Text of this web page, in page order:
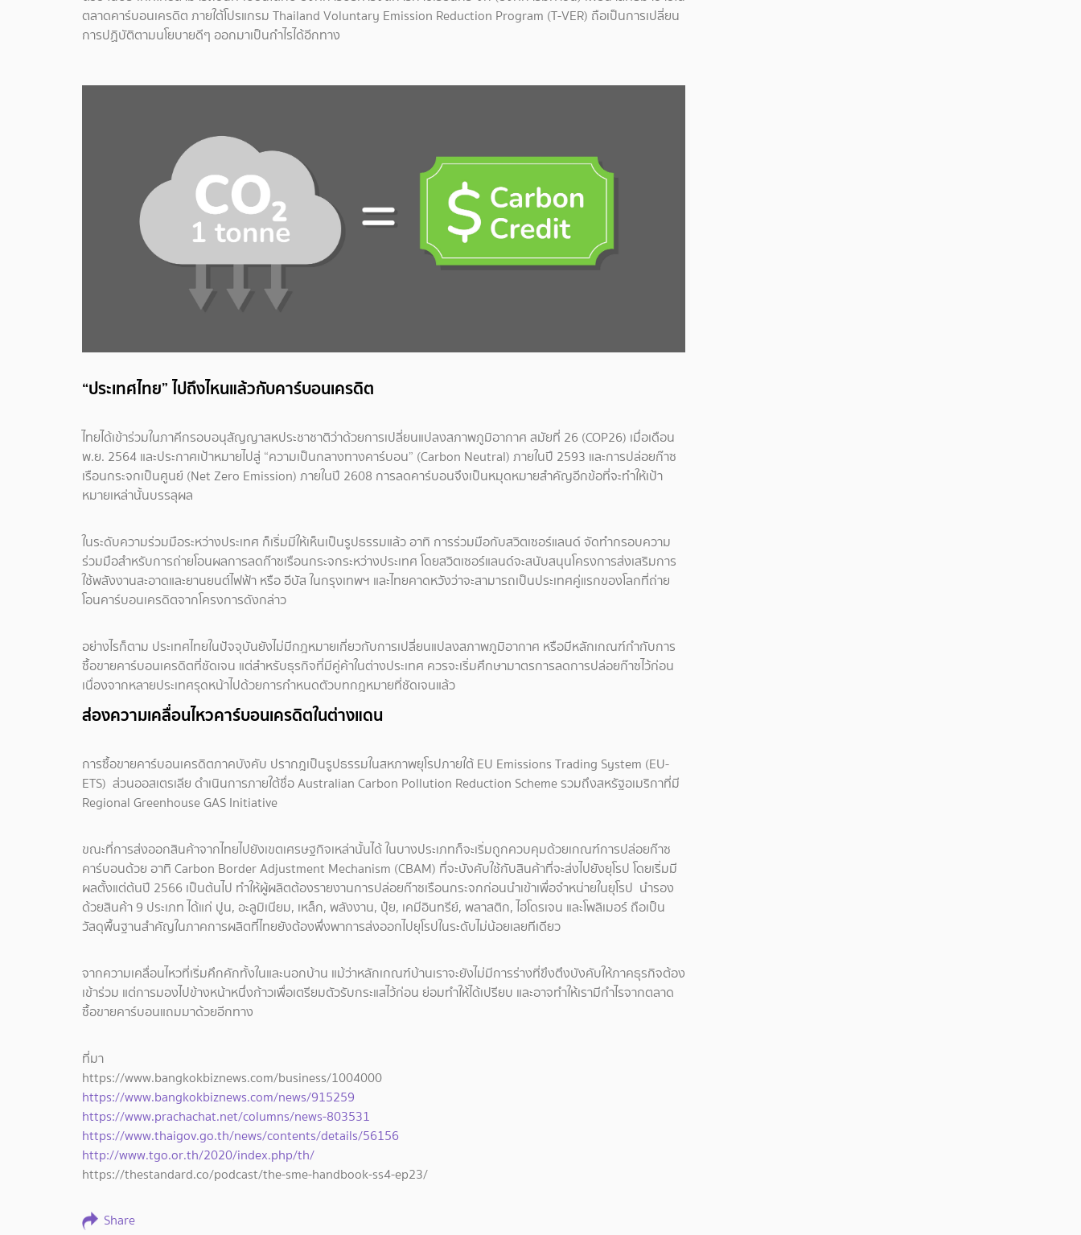
ตลาดคาร์บอนเครดิต ภายใต้โปรแกรม Thailand Voluntary Emission Reduction Program (T-VER) ถือเป็นการเปลี่ยน
การปฏิบัติตามนโยบายดีๆ ออกมาเป็นกำไรได้อีกทาง
“ประเทศไทย” ไปถึงไหนแล้วกับคาร์บอนเครดิต
ไทยได้เข้าร่วมในภาคีกรอบอนุสัญญาสหประชาชาติว่าด้วยการเปลี่ยนแปลงสภาพภูมิอากาศ สมัยที่ 26 (COP26) เมื่อเดือน
พ.ย. 2564 และประกาศเป้าหมายไปสู่ “ความเป็นกลางทางคาร์บอน” (Carbon Neutral) ภายในปี 2593 และการปล่อยก๊าซ
เรือนกระจกเป็นศูนย์ (Net Zero Emission) ภายในปี 2608 การลดคาร์บอนจึงเป็นหมุดหมายสำคัญอีกข้อที่จะทำให้เป้า
หมายเหล่านั้นบรรลุผล
ในระดับความร่วมมือระหว่างประเทศ ก็เริ่มมีให้เห็นเป็นรูปธรรมแล้ว อาทิ การร่วมมือกับสวิตเซอร์แลนด์ จัดทำกรอบความ
ร่วมมือสำหรับการถ่ายโอนผลการลดก๊าซเรือนกระจกระหว่างประเทศ โดยสวิตเซอร์แลนด์จะสนับสนุนโครงการส่งเสริมการ
ใช้พลังงานสะอาดและยานยนต์ไฟฟ้า หรือ อีบัส ในกรุงเทพฯ และไทยคาดหวังว่าจะสามารถเป็นประเทศคู่แรกของโลกที่ถ่าย
โอนคาร์บอนเครดิตจากโครงการดังกล่าว
อย่างไรก็ตาม ประเทศไทยในปัจจุบันยังไม่มีกฎหมายเกี่ยวกับการเปลี่ยนแปลงสภาพภูมิอากาศ หรือมีหลักเกณฑ์กำกับการ
ซื้อขายคาร์บอนเครดิตที่ชัดเจน แต่สำหรับธุรกิจที่มีคู่ค้าในต่างประเทศ ควรจะเริ่มศึกษามาตรการลดการปล่อยก๊าซไว้ก่อน
เนื่องจากหลายประเทศรุดหน้าไปด้วยการกำหนดตัวบทกฎหมายที่ชัดเจนแล้ว
ส่องความเคลื่อนไหวคาร์บอนเครดิตในต่างแดน
การซื้อขายคาร์บอนเครดิตภาคบังคับ ปรากฎเป็นรูปธรรมในสหภาพยุโรปภายใต้ EU Emissions Trading System (EU-
ETS) ส่วนออสเตรเลีย ดำเนินการภายใต้ชื่อ Australian Carbon Pollution Reduction Scheme รวมถึงสหรัฐอเมริกาที่มี
Regional Greenhouse GAS Initiative
ขณะที่การส่งออกสินค้าจากไทยไปยังเขตเศรษฐกิจเหล่านั้นได้ ในบางประเภทก็จะเริ่มถูกควบคุมด้วยเกณฑ์การปล่อยก๊าซ
คาร์บอนด้วย อาทิ Carbon Border Adjustment Mechanism (CBAM) ที่จะบังคับใช้กับสินค้าที่จะส่งไปยังยุโรป โดยเริ่มมี
ผลตั้งแต่ต้นปี 2566 เป็นต้นไป ทำให้ผู้ผลิตต้องรายงานการปล่อยก๊าซเรือนกระจกก่อนนำเข้าเพื่อจำหน่ายในยุโรป นำรอง
ด้วยสินค้า 9 ประเภท ได้แก่ ปูน, อะลูมิเนียม, เหล็ก, พลังงาน, ปุ๋ย, เคมีอินทรีย์, พลาสติก, ไฮโดรเจน และโพลิเมอร์ ถือเป็น
วัสดุพื้นฐานสำคัญในภาคการผลิตที่ไทยยังต้องพึ่งพาการส่งออกไปยุโรปในระดับไม่น้อยเลยทีเดียว
จากความเคลื่อนไหวที่เริ่มคึกคักทั้งในและนอกบ้าน แม้ว่าหลักเกณฑ์บ้านเราจะยังไม่มีการร่างที่ขึงตึงบังคับให้ภาคธุรกิจต้อง
เข้าร่วม แต่การมองไปข้างหน้าหนึ่งก้าวเพื่อเตรียมตัวรับกระแสไว้ก่อน ย่อมทำให้ได้เปรียบ และอาจทำให้เรามีกำไรจากตลาด
ซื้อขายคาร์บอนแถมมาด้วยอีกทาง
ที่มา
https://www.bangkokbiznews.com/business/1004000
https://www.bangkokbiznews.com/news/915259
https://www.prachachat.net/columns/news-803531
https://www.thaigov.go.th/news/contents/details/56156
http://www.tgo.or.th/2020/index.php/th/
https://thestandard.co/podcast/the-sme-handbook-ss4-ep23/
Share